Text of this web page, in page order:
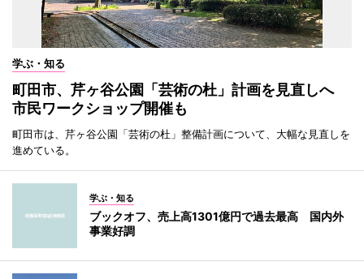
学ぶ・知る
町田市、芹ヶ谷公園「芸術の杜」計画を見直しへ
市民ワークショップ開催も
町田市は、芹ヶ谷公園「芸術の杜」整備計画について、大幅な見直しを
進めている。
学ぶ・知る
ブックオフ、売上高1301億円で過去最高 国内外
事業好調